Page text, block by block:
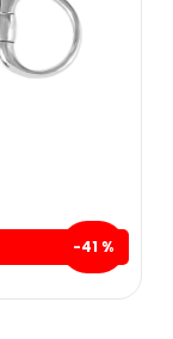
-41 %